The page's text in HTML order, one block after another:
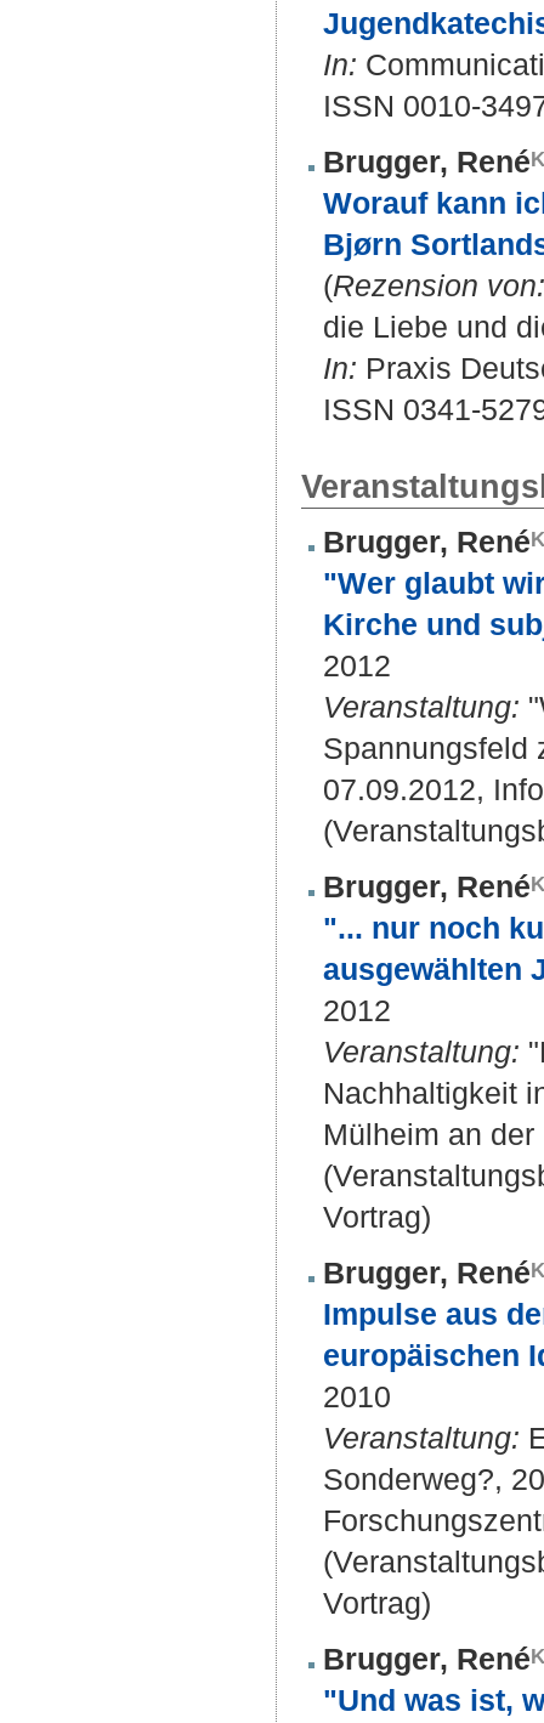
In:
ISSN 0010-
Brugger, René
Worauf kann
Bjørn
(Rezension von:
die Liebe und
In: Praxis
ISSN 0341-
Brugger, René
"Wer glaubt
Kirche und
2012
Veranstaltung:
Spannungsfeld
07.09.2012,
Brugger, René
"... nur noch
ausgewählten
2012
Veranstaltung:
Nachhaltigkeit
Mülheim an
Vortrag)
Brugger, René
Impulse aus
europäischen
2010
Veranstaltung:
Sonderweg?,
Vortrag)
Brugger, René
"Und was ist,